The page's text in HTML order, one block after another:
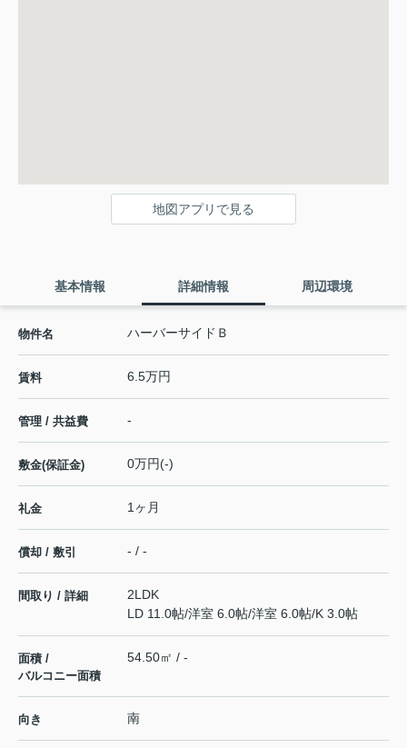
地図アプリで見る
基本情報 詳細情報 周辺環境
物件名 ハーバーサイドＢ
賃料 6.5万円
管理 / 共益費 -
敷金(保証金) 0万円(-)
礼金 1ヶ月
償却 / 敷引 - / -
間取り / 詳細
2LDK
LD 11.0帖/洋室 6.0帖/洋室 6.0帖/K 3.0帖
面積 /
バルコニー面積
54.50㎡ / -
向き 南